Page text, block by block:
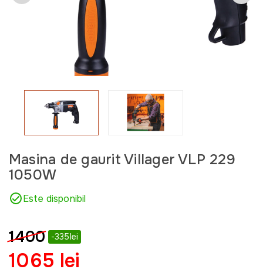
Masina de gaurit Villager VLP 229
1050W
Este disponibil
1400 -335lei
1065 lei